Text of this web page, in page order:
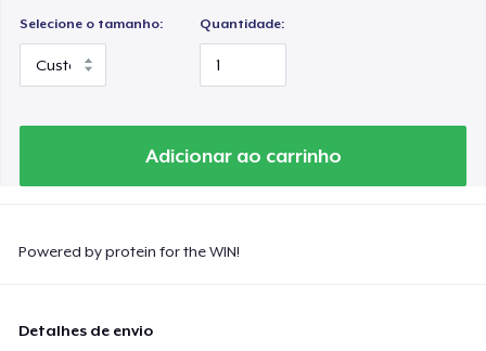
Selecione o tamanho: Quantidade:
Adicionar ao carrinho
Powered by protein for the WIN!
Detalhes de envio